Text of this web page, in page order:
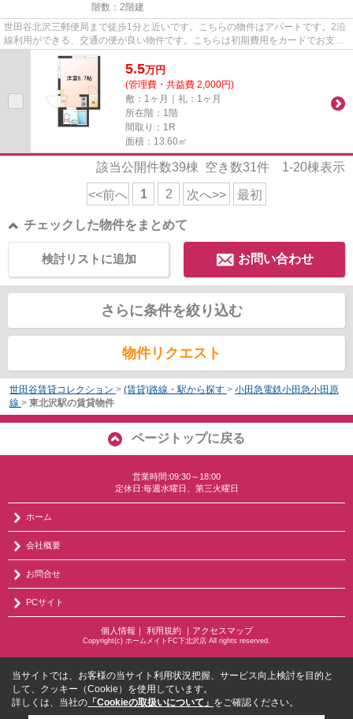
階数：2階建
世田谷北沢三郵便局まで徒歩1分と近いです。こちらの物件はアパートです。2沿
線利用ができる、交通の便が良い物件です。こちらは初期費用をカードでお支払
いいただける物件です。小田...
5.5万円
(管理費・共益費 2,000円)
敷：1ヶ月｜礼：1ヶ月
所在階：1階
間取り：1R
面積：13.60㎡
該当公開件数39棟 空き数31件 1-20棟表示
<<前へ 1 2 次へ>> 最初
チェックした物件をまとめて
お問い合わせ
検討リストに追加
さらに条件を絞り込む
物件リクエスト
世田谷賃貸コレクション > (賃貸)路線・駅から探す > 小田急電鉄小田急小田原
線 > 東北沢駅の賃貸物件
ページトップに戻る
営業時間:09:30～18:00
定休日:毎週水曜日、第三火曜日
ホーム
会社概要
お問合せ
PCサイト
個人情報 ｜ 利用規約｜ アクセスマップ
Copyright(c) ホームメイトFC下北沢店 All rights reserved.
当サイトでは、お客様の当サイト利用状況把握、サービス向上検討を目的と
して、クッキー（Cookie）を使用しています。
詳しくは、当社の 「Cookieの取扱いについて」 をご確認ください。